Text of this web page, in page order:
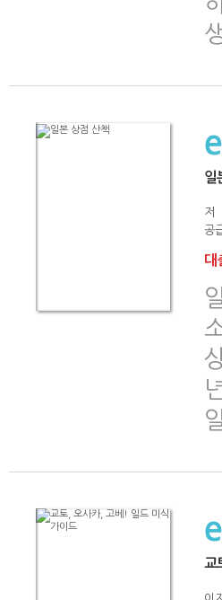
일
저
공
대
교